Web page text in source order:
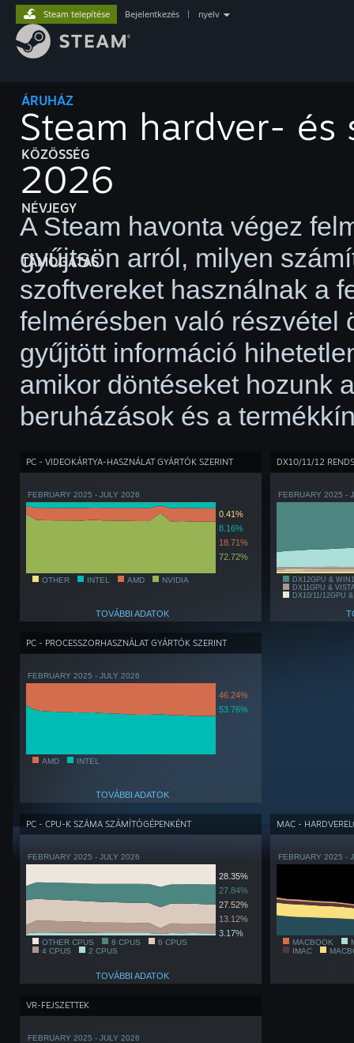
ÁRUHÁZ
KÖZÖSSÉG
NÉVJEGY
TÁMOGATÁS
Steam telepítése Bejelentkezés nyelv
Steam hardver- és
2026
A Steam havonta végez
gyűjtsön arról, milyen
szoftvereket használnak a
felmérésben való részvétel
gyűjtött információ
amikor döntéseket hozunk
beruházások és a
PC - VIDEOKÁRTYA-HASZNÁLAT GYÁRTÓK SZERINT
FEBRUARY 2025 - JULY 2026
0.41%
8.16%
18.71%
72.72%
OTHER INTEL AMD NVIDIA
TOVÁBBI ADATOK
DX10/11/12
FEBRUARY 2025 -
DX12GPU &
DX11GPU &
DX10/11/12GPU
PC - PROCESSZORHASZNÁLAT GYÁRTÓK SZERINT
FEBRUARY 2025 - JULY 2026
46.24%
53.76%
AMD INTEL
TOVÁBBI ADATOK
PC - CPU-K SZÁMA SZÁMÍTÓGÉPENKÉNT
FEBRUARY 2025 - JULY 2026
28.35%
27.84%
27.52%
13.12%
3.17%
OTHER CPUS 8 CPUS
6 CPUS
4 CPUS
2 CPUS
TOVÁBBI ADATOK
MAC -
FEBRUARY 2025 -
MACBOOK
IMAC
VR-FEJSZETTEK
FEBRUARY 2025 - JULY 2026